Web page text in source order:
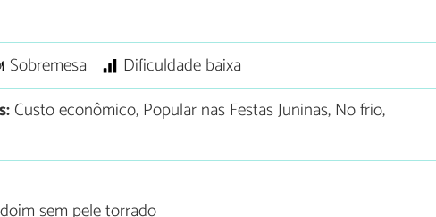
Sobremesa
Dificuldade baixa
Custo econômico, Popular nas Festas Juninas, No frio,
sem pele torrado